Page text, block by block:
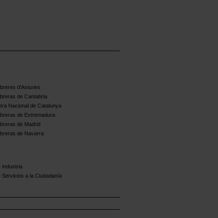
d'Asturies
de Cantabria
Nacional de Catalunya
de Extremadura
de Madrid
de Navarra
Industria
Servicios a la Ciudadanía